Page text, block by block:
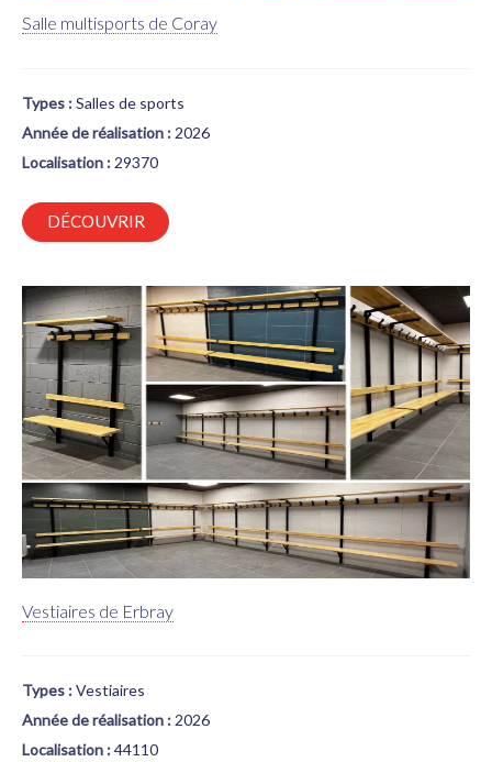
Salle multisports de Coray
Types :Salles de sports
Année de réalisation :2026
Localisation :29370
DÉCOUVRIR
Vestiaires de Erbray
Types :Vestiaires
Année de réalisation :2026
Localisation :44110